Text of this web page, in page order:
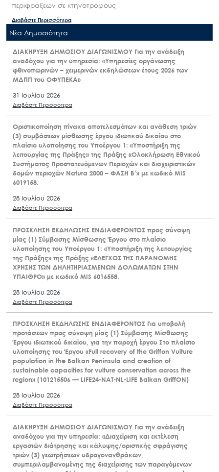
περιφράξεων σε κτηνοτρόφους
Διαβάστε Περισσότερα
Nέα Δημοσιότητα
ΔΙΑΚΗΡΥΞΗ ΔΗΜΟΣΙΟΥ ΔΙΑΓΩΝΙΣΜΟΥ Για την ανάδειξη
αναδόχου για την υπηρεσία: «Υπηρεσίες οργάνωσης
φθινοπωρινών – χειμερινών εκδηλώσεων έτους 2026 των
ΜΔΠΠ του ΟΦΥΠΕΚΑ»
31 Ιουλίου 2026
Διαβάστε Περισσότερα
Οριστικοποίηση πίνακα αποτελεσμάτων και ανάθεση τριών
(3) συμβάσεων μίσθωσης έργου ιδιωτικού δικαίου στο
πλαίσιο υλοποίησης του Υποέργου 1: «Υποστήριξη της
λειτουργίας της Πράξης» της Πράξης «Ολοκλήρωση Εθνικού
Συστήματος Προστατευόμενων Περιοχών και διαχειριστικών
δομών περιοχών Natura 2000 – ΦΑΣΗ Β’» με κωδικό MIS
6019158.
28 Ιουλίου 2026
Διαβάστε Περισσότερα
ΠΡΟΣΚΛΗΣΗ ΕΚΔΗΛΩΣΗΣ ΕΝΔΙΑΦΕΡΟΝΤΟΣ προς σύναψη
μίας (1) Σύμβασης Μίσθωσης Έργου στο πλαίσιο
υλοποίησης του Υποέργου 1: «Υποστήριξη της λειτουργίας
της Πράξης» της Πράξης «ΕΛΕΓΧΟΣ ΤΗΣ ΠΑΡΑΝΟΜΗΣ
ΧΡΗΣΗΣ ΤΩΝ ΔΗΛΗΤΗΡΙΑΣΜΕΝΩΝ ΔΟΛΩΜΑΤΩΝ ΣΤΗΝ
ΥΠΑΙΘΡΟ» με κωδικό MIS 6016558.
28 Ιουλίου 2026
Διαβάστε Περισσότερα
ΠΡΟΣΚΛΗΣΗ ΕΚΔΗΛΩΣΗΣ ΕΝΔΙΑΦΕΡΟΝΤΟΣ Για υποβολή
προτάσεων προς σύναψη μίας (1) Σύμβασης Μίσθωσης
Έργου ιδιωτικού δικαίου, για την παροχή έργου Στο πλαίσιο
υλοποίησης του Έργου «Full recovery of the Griffon Vulture
population in the Balkan Peninsula and creation of
sustainable capacities for vulture conservation across the
region» (101215506 — LIFE24-NAT-NL-LIFE Balkan GriffON)
28 Ιουλίου 2026
Διαβάστε Περισσότερα
ΔΙΑΚΗΡΥΞΗ ΔΗΜΟΣΙΟΥ ΔΙΑΓΩΝΙΣΜΟΥ Για την ανάδειξη
αναδόχου για την υπηρεσία: «Διαχείριση και εκτέλεση
εργασιών διάτρησης και κάλυψης/οριστικής σφράγισης
τριών (3) γεωτρήσεων υδρογονανθράκων,
συμπεριλαμβανομένης της διαχείρισης των παραγόμενων